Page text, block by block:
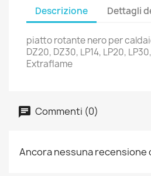
Descrizione Dettagli
piatto rotante nero per
DZ20, DZ30, LP14, LP20,
Extraflame
Commenti (0)
Ancora nessuna recensione